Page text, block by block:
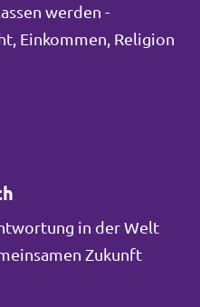
werden -
Einkommen, Religion
in der Welt
Zukunft